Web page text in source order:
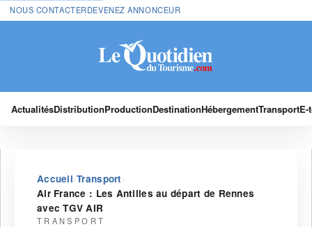
NOUS CONTACTERDEVENEZ ANNONCEUR
ActualitésDistributionProductionDestinationHébergementTransport
Accueil›Transport ›
Air France : Les Antilles au départ de Rennes
avec TGV AIR
TRANSPORT